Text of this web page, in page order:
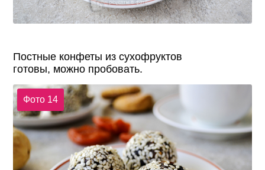
Постные конфеты из сухофруктов
готовы, можно пробовать.
Фото 14